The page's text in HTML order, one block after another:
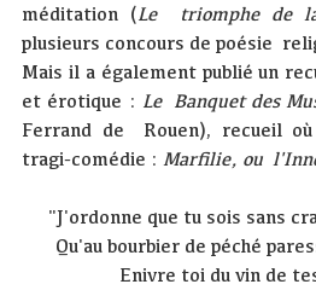
méditation (Le triomphe de
plusieurs concours de poésie
Mais il a également publié un
et érotique : Le Banquet des
Ferrand de Rouen), recueil
tragi-comédie : Marfilie, ou
"J'ordonne que tu sois sans
Qu'au bourbier de péché
Enivre toi du vin de